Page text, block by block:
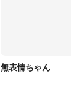
無表情ちゃん